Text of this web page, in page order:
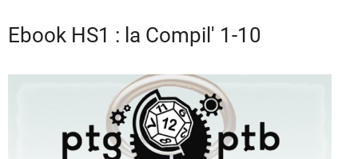
Ebook HS1 : la Compil' 1-10